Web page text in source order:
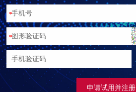
*
*
申请试用并注册